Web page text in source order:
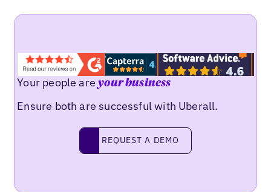
Your people areyour business
Ensure both are successful with Uberall.
Request a demo
REQUEST A DEMO